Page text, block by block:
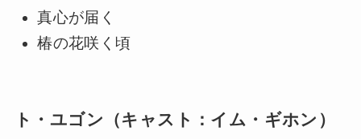
真心が届く
椿の花咲く頃
ト・ユゴン（キャスト：イム・ギホン）